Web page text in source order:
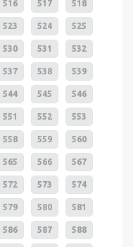
516 517 518
523 524 525
530 531 532
537 538 539
544 545 546
551 552 553
558 559 560
565 566 567
572 573 574
579 580 581
586 587 588